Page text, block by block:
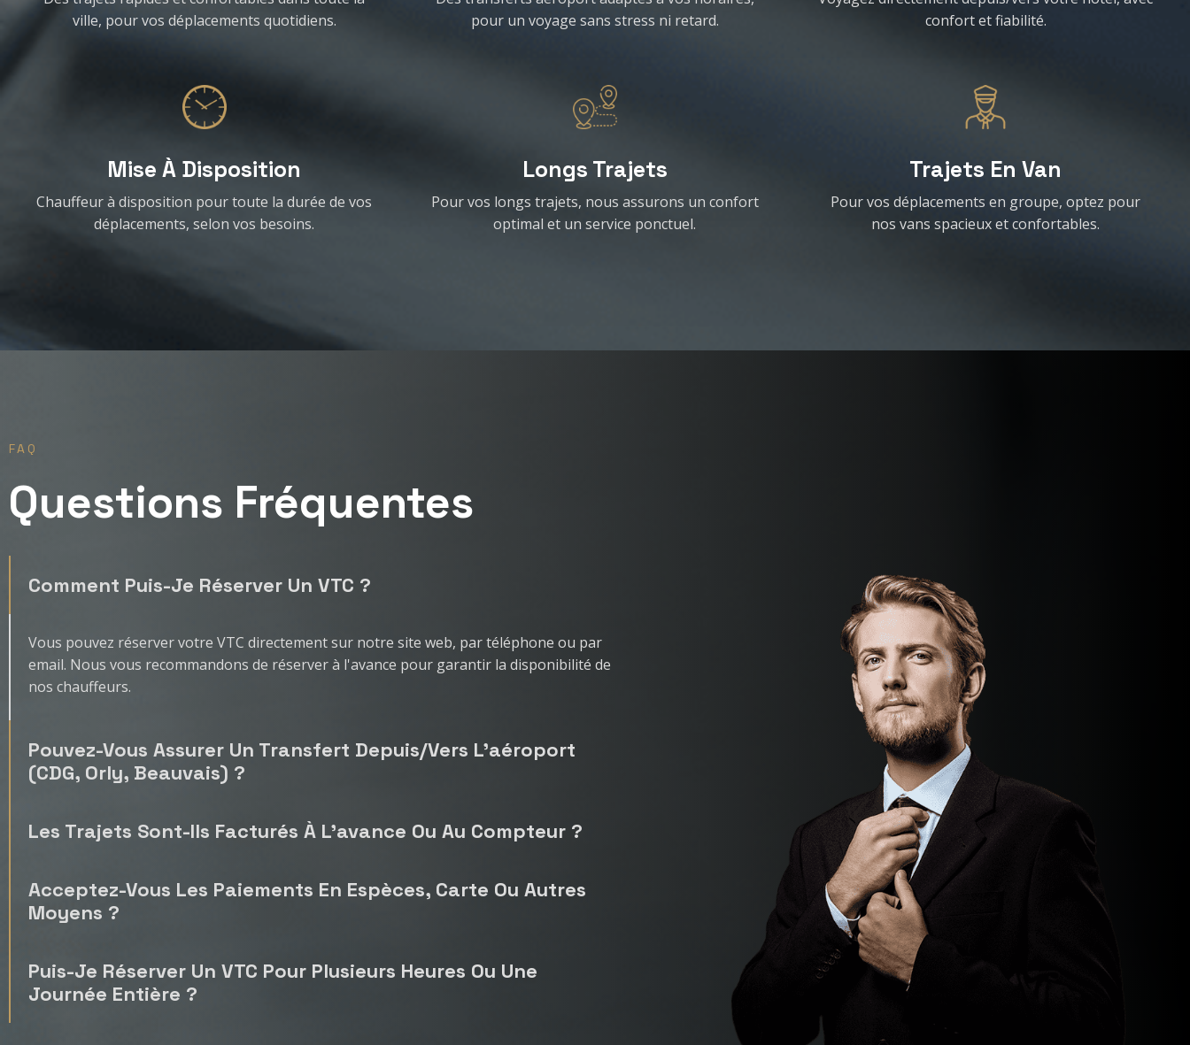
ville, pour vos déplacements quotidiens.
pour un voyage sans stress ni retard.
confort et fiabilité.
Mise À Disposition
Chauffeur à disposition pour toute la durée de vos
déplacements, selon vos besoins.
Longs Trajets
Pour vos longs trajets, nous assurons un confort
optimal et un service ponctuel.
Trajets En Van
Pour vos déplacements en groupe, optez pour
nos vans spacieux et confortables.
FAQ
Questions Fréquentes
Comment Puis-Je Réserver Un VTC ?
Vous pouvez réserver votre VTC directement sur notre site web, par téléphone ou par
email. Nous vous recommandons de réserver à l'avance pour garantir la disponibilité de
nos chauffeurs.
Pouvez-Vous Assurer Un Transfert Depuis/vers L'aéroport
(CDG, Orly, Beauvais) ?
Les Trajets Sont-Ils Facturés À L'avance Ou Au Compteur ?
Acceptez-Vous Les Paiements En Espèces, Carte Ou Autres
Moyens ?
Puis-Je Réserver Un VTC Pour Plusieurs Heures Ou Une
Journée Entière ?